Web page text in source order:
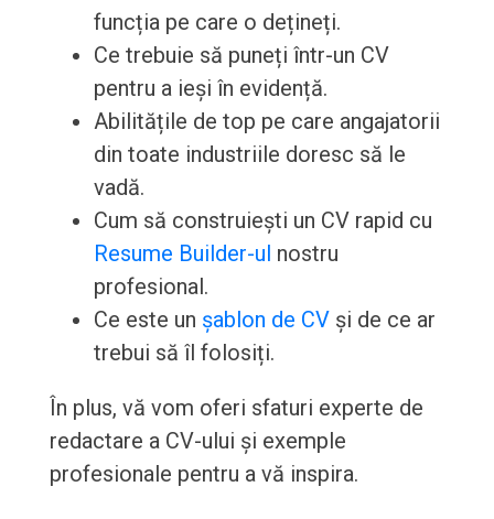
funcția pe care o dețineți.
Ce trebuie să puneți într-un CV
pentru a ieși în evidență.
Abilitățile de top pe care angajatorii
din toate industriile doresc să le
vadă.
Cum să construiești un CV rapid cu
Resume Builder-ul nostru
profesional.
Ce este un șablon de CVși de ce ar
trebui să îl folosiți.
În plus, vă vom oferi sfaturi experte de
redactare a CV-ului și exemple
profesionale pentru a vă inspira.